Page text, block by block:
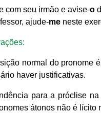
com seu irmão e avise-o
ajude-me neste
normal do pronome
haver justificativas.
para a próclise
átonos não é lícito